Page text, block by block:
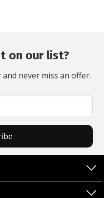
on our list?
never miss an offer.